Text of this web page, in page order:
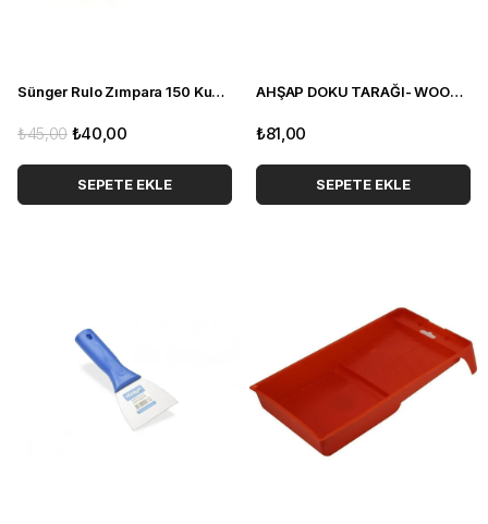
Sünger Rulo Zımpara 150 Kum 20 cm
₺40,00
₺45,00
SEPETE EKLE
AHŞAP DOKU TARAĞI- WOOD GRANİER 15 CM
₺81,00
SEPETE EKLE